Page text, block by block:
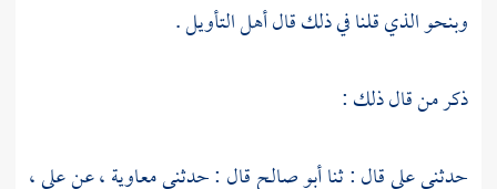
وبنحو الذي قلنا في ذلك قال أهل التأويل .
ذكر من قال ذلك :
حدثنيعليقال : ثناأبو صالحقال : حدثنيمعاوية ،عنعلي ،